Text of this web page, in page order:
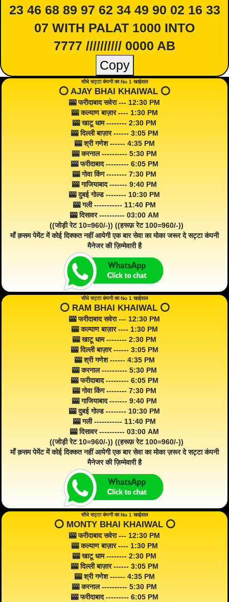
23 46 68 89 97 62 34 49 90 02 16 33
07 WITH PALAT 1000 INTO
7777 ////////// 0000 AB
Copy
सीधे सट्टा कंपनी का No 1 खाईवाल
⭕️ AJAY BHAI KHAIWAL ⭕️
🎰 फरीदाबाद सवेरा --- 12:30 PM
🎰 कल्याण बाज़ार ---- 1:30 PM
🎰 खाटू धाम -------- 2:30 PM
🎰 दिल्ली बाज़ार ------ 3:05 PM
🎰 श्री गणेश ------ 4:35 PM
🎰 करनाल ---------- 5:30 PM
🎰 फरीदाबाद --------- 6:05 PM
🎰 गोवा किंग -------- 7:30 PM
🎰 गाजियाबाद ------- 9:40 PM
🎰 दुबई गोल्ड -------- 10:30 PM
🎰 गली ----------- 11:40 PM
🎰 दिसावर ---------- 03:00 AM
((जोड़ी रेट 10=960/-)) ((हरूफ़ रेट 100=960/-))
माँ क़सम पेमेंट में कोई दिक्कत नहीं आयेगी एक बार सेवा का मोका जरूर दे सट्टा कंपनी
मैनेजर की ज़िम्मेवारी है
सीधे सट्टा कंपनी का No 1 खाईवाल
⭕️ RAM BHAI KHAIWAL ⭕️
🎰 फरीदाबाद सवेरा --- 12:30 PM
🎰 कल्याण बाज़ार ---- 1:30 PM
🎰 खाटू धाम -------- 2:30 PM
🎰 दिल्ली बाज़ार ------ 3:05 PM
🎰 श्री गणेश ------ 4:35 PM
🎰 करनाल ---------- 5:30 PM
🎰 फरीदाबाद --------- 6:05 PM
🎰 गोवा किंग -------- 7:30 PM
🎰 गाजियाबाद ------- 9:40 PM
🎰 दुबई गोल्ड -------- 10:30 PM
🎰 गली ----------- 11:40 PM
🎰 दिसावर ---------- 03:00 AM
((जोड़ी रेट 10=960/-)) ((हरूफ़ रेट 100=960/-))
माँ क़सम पेमेंट में कोई दिक्कत नहीं आयेगी एक बार सेवा का मोका ज़रूर दे सट्टा कंपनी
मैनेजर की ज़िम्मेवारी है
सीधे सट्टा कंपनी का No 1 खाईवाल
⭕️ MONTY BHAI KHAIWAL ⭕️
🎰 फरीदाबाद सवेरा --- 12:30 PM
🎰 कल्याण बाज़ार ---- 1:30 PM
🎰 खाटू धाम -------- 2:30 PM
🎰 दिल्ली बाज़ार ------ 3:05 PM
🎰 श्री गणेश ------ 4:35 PM
🎰 करनाल ---------- 5:30 PM
🎰 फरीदाबाद --------- 6:05 PM